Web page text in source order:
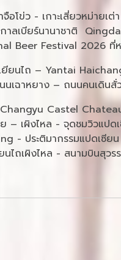
อโข่ว - เกาะเสี่ยวหม่ายเ
าลเบียร์นานาชาติ
Beer Festival 2026 ที่
ยนไถ – Yantai
เฉาหยาง – ถนนคนเดินสั่
Castel
– เผิงไหล - จุดชมวิวแปด
- ประติมากรรมแปดเซีย
นไถเผิงไหล - สนามบินสุว